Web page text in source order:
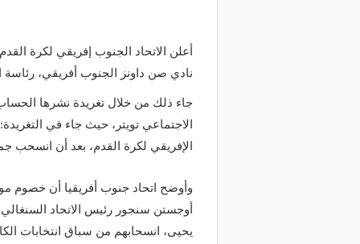
أعلن الاتحاد الجنوب إفريقي لكرة
نادي صن داونز الجنوب أفريقي، رئاسة
جاء ذلك من خلال تغريدة نشرها
الاجتماعي تويتر، حيث جاء في
الإفريقي لكرة القدم، بعد أن انسحب
وأوضح اتحاد جنوب أفريقيا أن خصوم
أوجستن سنجور رئيس الاتحاد السنغالي